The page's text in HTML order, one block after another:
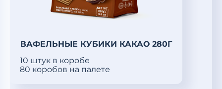
ВАФЕЛЬНЫЕ КУБИКИ КАКАО 280Г
10 штук в коробе
80 коробов на палете